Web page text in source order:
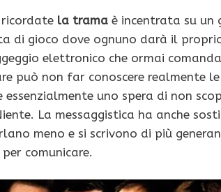
ricordate la trama è incentrata su un
di gioco dove ognuno darà il
elettronico che ormai
può non far conoscere realmente le
uno spera di non
La messaggistica ha anche
meno e si scrivono di più
comunicare.